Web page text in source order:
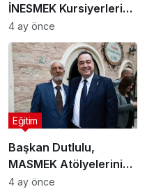
İNESMEK Kursiyerlerine
Ziyaret
4 ay önce
Başkan Dutlulu,
MASMEK Atölyelerini
Ziyaret Etti
Eğitim
4 ay önce